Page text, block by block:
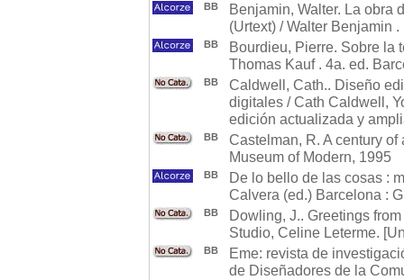
BB
Benjamin, Walter. La obra
(Urtext) / Walter Benjamin
BB
Bourdieu, Pierre. Sobre la
Thomas Kauf . 4a. ed.
BB
Caldwell, Cath.. Diseño
digitales / Cath Caldwell,
edición actualizada y
BB
Castelman, R. A century
Museum of Modern, 1995
BB
De lo bello de las cosas :
Calvera (ed.) Barcelona :
BB
Dowling, J.. Greetings
Studio, Celine Leterme.
BB
Eme: revista de
de Diseñadores de la